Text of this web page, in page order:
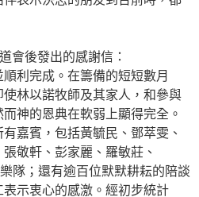
會後發出的感謝信：
利完成。在籌備的短短數月
林以諾牧師及其家人，和參與
神的恩典在軟弱上顯得完全。
嘉賓，包括黃毓民、鄧萃雯、
敬軒、彭家麗、羅敏莊、
隊；還有逾百位默默耕耘的陪談
示衷心的感激。經初步統計